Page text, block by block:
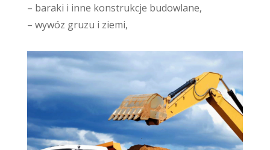
– baraki i inne konstrukcje budowlane,
– wywóz gruzu i ziemi,